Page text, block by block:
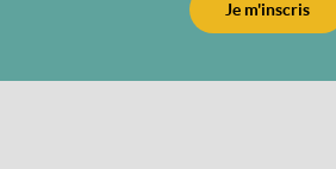
Je m'inscris